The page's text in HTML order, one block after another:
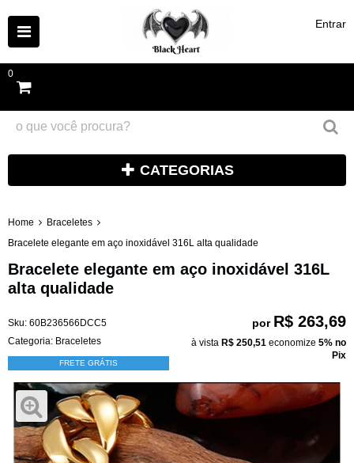
Entrar
0
CATEGORIAS
Home
Braceletes
Bracelete elegante em aço inoxidável 316L alta qualidade
Bracelete elegante em aço inoxidável 316L
alta qualidade
Sku: 60B236566DCC5
Categoria: Braceletes
FRETE GRÁTIS
por R$ 263,69
à vista R$ 250,51 economize 5% no
Pix